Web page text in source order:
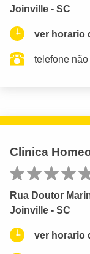
Joinville - SC
ver horario
telefone
Clinica
Rua Doutor
Joinville - SC
ver horario